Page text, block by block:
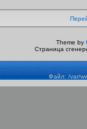
Theme by
Страница
Файл: /var/